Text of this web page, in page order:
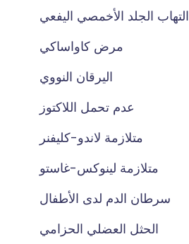
التهاب الجلد الأخمصي اليفعي
مرض كاواساكي
اليرقان النووي
عدم تحمل اللاكتوز
متلازمة لاندو-كليفنر
متلازمة لينوكس-غاستو
سرطان الدم لدى الأطفال
الحثل العضلي الحزامي